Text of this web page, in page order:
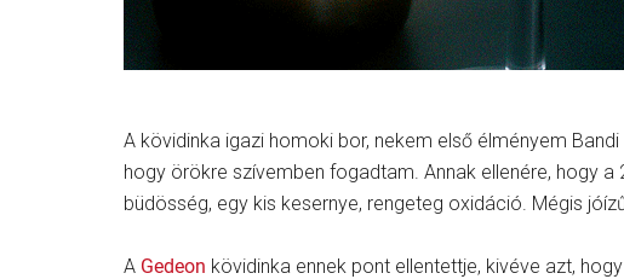
A kövidinka igazi homoki bor, nekem első élményem
hogy örökre szívemben fogadtam. Annak ellenére, hogy
büdösség, egy kis kesernye, rengeteg oxidáció. Mégis
A Gedeon kövidinka ennek pont ellentettje, kivéve azt,